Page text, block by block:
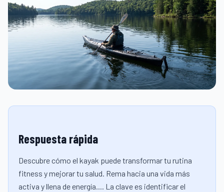
Respuesta rápida
Descubre cómo el kayak puede transformar tu rutina
fitness y mejorar tu salud. Rema hacia una vida más
activa y llena de energía.... La clave es identificar el